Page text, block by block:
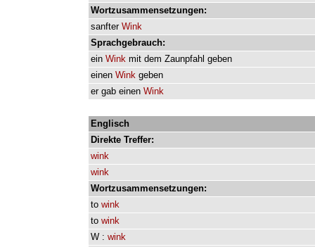
Wortzusammensetzungen:
sanfter Wink
Sprachgebrauch:
ein Wink mit dem Zaunpfahl geben
einen Wink geben
er gab einen Wink
Englisch
Direkte Treffer:
wink
wink
Wortzusammensetzungen:
to wink
to wink
W : wink